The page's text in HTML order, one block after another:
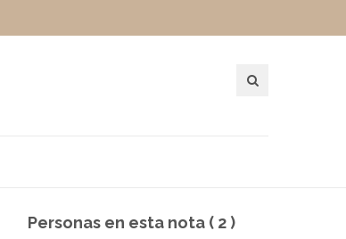
Personas en esta nota ( 2 )